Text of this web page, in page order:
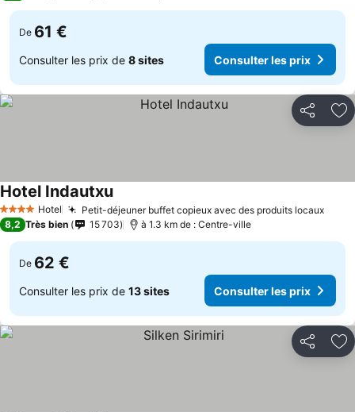
De 61 €
Consulter les prix de 8 sites Consulter les prix
Partager
4 Étoiles Hotel Petit-déjeuner buffet copieux avec des produits locaux
Hotel IndautxuConsulter les prix
8,2 Très bien 15 703 à 1.3 km de : Centre-ville
De 62 €
Consulter les prix de 13 sites Consulter les prix
Partager